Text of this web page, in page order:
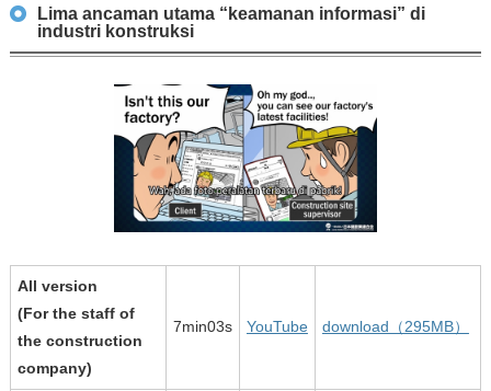
Lima ancaman utama “keamanan informasi” di
industri konstruksi
All version
(For the staff of
the construction
company)
7min03s YouTube download（295MB）